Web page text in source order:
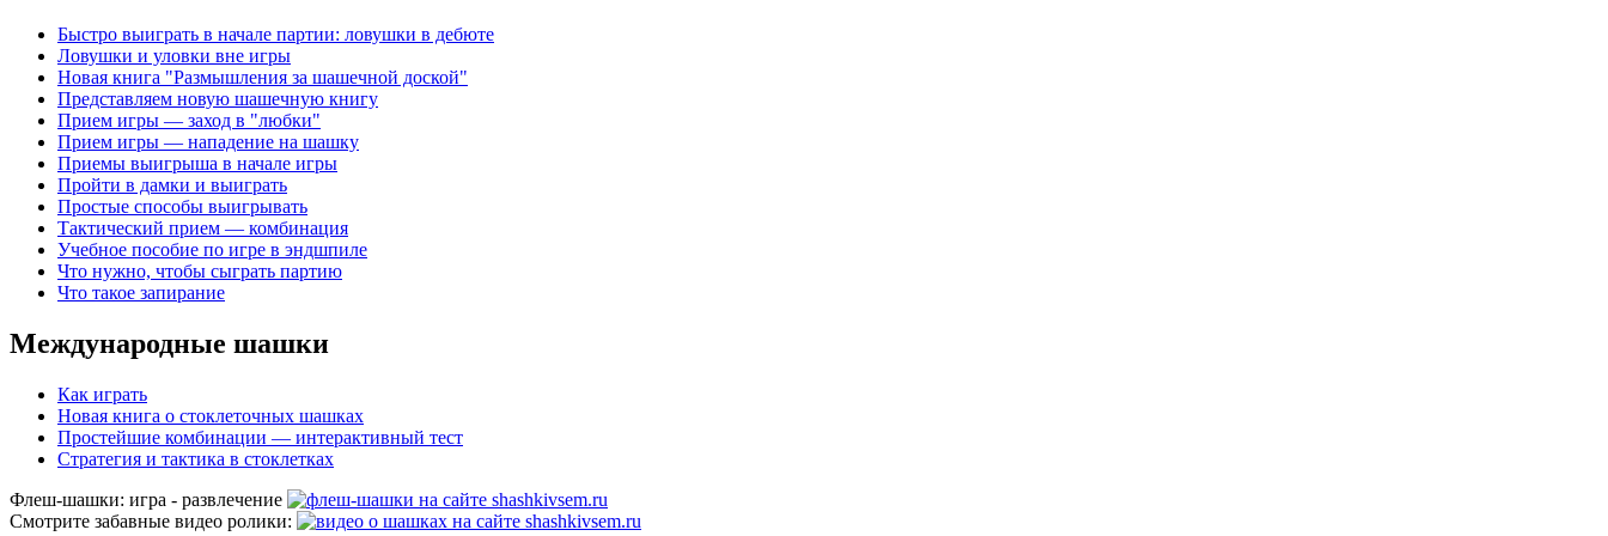
Быстро выиграть в начале партии: ловушки в дебюте
Ловушки и уловки вне игры
Новая книга "Размышления за шашечной доской"
Представляем новую шашечную книгу
Прием игры — заход в "любки"
Прием игры — нападение на шашку
Приемы выигрыша в начале игры
Пройти в дамки и выиграть
Простые способы выигрывать
Тактический прием — комбинация
Учебное пособие по игре в эндшпиле
Что нужно, чтобы сыграть партию
Что такое запирание
Международные шашки
Как играть
Новая книга о стоклеточных шашках
Простейшие комбинации — интерактивный тест
Стратегия и тактика в стоклетках
Флеш-шашки: игра - развлечение
Смотрите забавные видео ролики: